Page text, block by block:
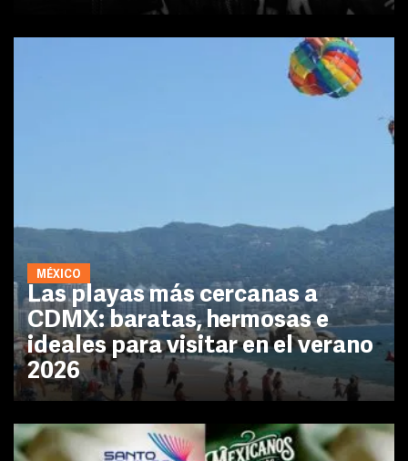
MÉXICO
Las playas más cercanas a
CDMX: baratas, hermosas e
ideales para visitar en el verano
2026